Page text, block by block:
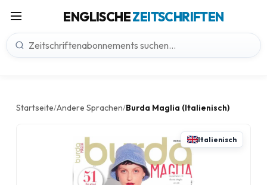
ENGLISCHEZEITSCHRIFTEN
Startseite/Andere Sprachen/Burda Maglia (Italienisch)
Italienisch